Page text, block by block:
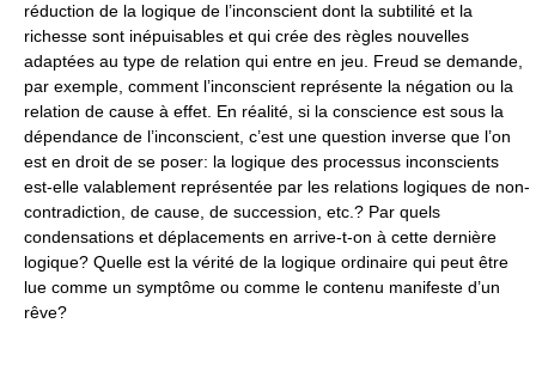
réduction de la logique de l’inconscient dont la subtilité et la
richesse sont inépuisables et qui crée des règles nouvelles
adaptées au type de relation qui entre en jeu. Freud se demande,
par exemple, comment l’inconscient représente la négation ou la
relation de cause à effet. En réalité, si la conscience est sous la
dépendance de l’inconscient, c’est une question inverse que l’on
est en droit de se poser: la logique des processus inconscients
est-elle valablement représentée par les relations logiques de non-
contradiction, de cause, de succession, etc.? Par quels
condensations et déplacements en arrive-t-on à cette dernière
logique? Quelle est la vérité de la logique ordinaire qui peut être
lue comme un symptôme ou comme le contenu manifeste d’un
rêve?